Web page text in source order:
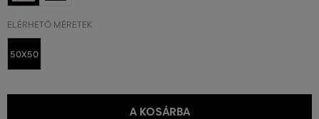
ELÉRHETŐ MÉRETEK
50X50
A KOSÁRBA